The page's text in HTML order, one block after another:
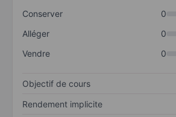
Conserver
0
Alléger
0
Vendre
0
Objectif de cours
Rendement implicite